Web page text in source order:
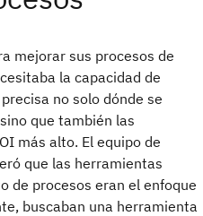
mejorar sus procesos de
la capacidad de
no solo dónde se
que también las
más alto. El equipo de
que las herramientas
de procesos eran el enfoque
buscaban una herramienta